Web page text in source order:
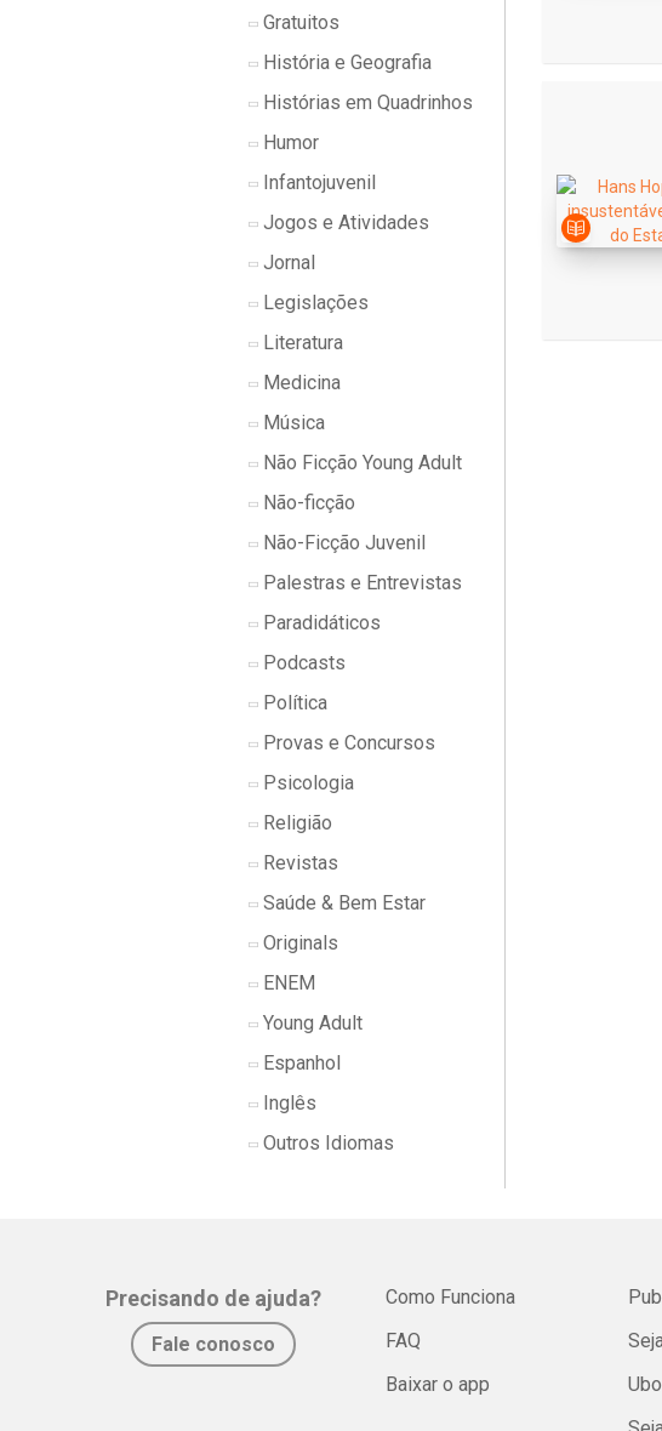
Gratuitos
História e Geografia
Histórias em Quadrinhos
Humor
Infantojuvenil
Jogos e Atividades
Jornal
Legislações
Literatura
Medicina
Música
Não Ficção Young Adult
Não-ficção
Não-Ficção Juvenil
Palestras e Entrevistas
Paradidáticos
Podcasts
Política
Provas e Concursos
Psicologia
Religião
Revistas
Saúde & Bem Estar
Originals
ENEM
Young Adult
Espanhol
Inglês
Outros Idiomas
Precisando de ajuda?
Fale conosco
Como Funciona
FAQ
Baixar o app